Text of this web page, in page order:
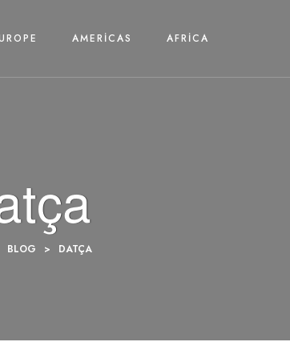
AMERICAS AFRICA
BLOG > DATÇA